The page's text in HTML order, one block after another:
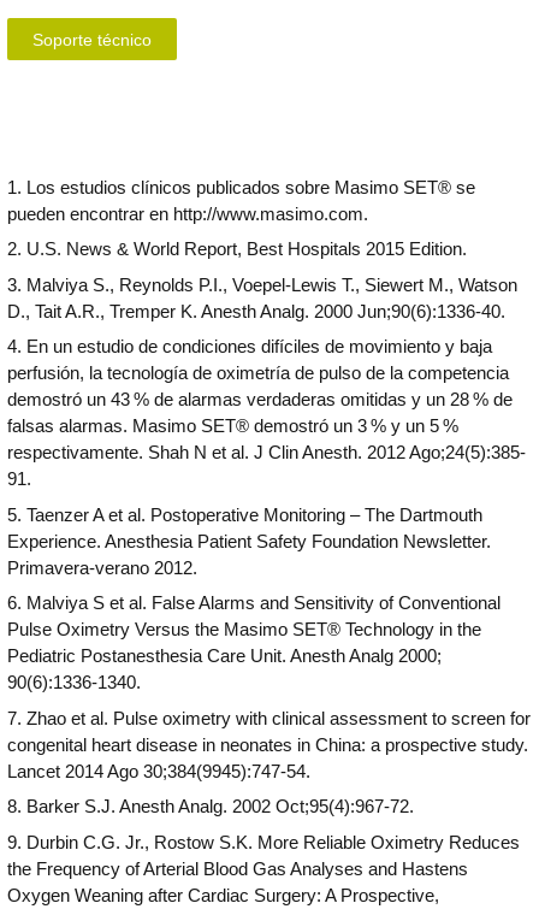
Soporte técnico
1. Los estudios clínicos publicados sobre Masimo SET® se
pueden encontrar en http://www.masimo.com.
2. U.S. News & World Report, Best Hospitals 2015 Edition.
3. Malviya S., Reynolds P.I., Voepel-Lewis T., Siewert M., Watson
D., Tait A.R., Tremper K. Anesth Analg. 2000 Jun;90(6):1336-40.
4. En un estudio de condiciones difíciles de movimiento y baja
perfusión, la tecnología de oximetría de pulso de la competencia
demostró un 43 % de alarmas verdaderas omitidas y un 28 % de
falsas alarmas. Masimo SET® demostró un 3 % y un 5 %
respectivamente. Shah N et al. J Clin Anesth. 2012 Ago;24(5):385-
91.
5. Taenzer A et al. Postoperative Monitoring – The Dartmouth
Experience. Anesthesia Patient Safety Foundation Newsletter.
Primavera-verano 2012.
6. Malviya S et al. False Alarms and Sensitivity of Conventional
Pulse Oximetry Versus the Masimo SET® Technology in the
Pediatric Postanesthesia Care Unit. Anesth Analg 2000;
90(6):1336-1340.
7. Zhao et al. Pulse oximetry with clinical assessment to screen for
congenital heart disease in neonates in China: a prospective study.
Lancet 2014 Ago 30;384(9945):747-54.
8. Barker S.J. Anesth Analg. 2002 Oct;95(4):967-72.
9. Durbin C.G. Jr., Rostow S.K. More Reliable Oximetry Reduces
the Frequency of Arterial Blood Gas Analyses and Hastens
Oxygen Weaning after Cardiac Surgery: A Prospective,